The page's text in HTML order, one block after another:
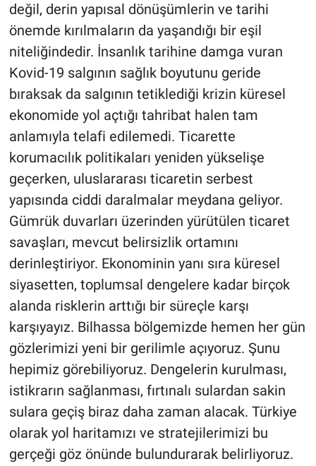
değil, derin yapısal dönüşümlerin ve tarihi
önemde kırılmaların da yaşandığı bir eşil
niteliğindedir. İnsanlık tarihine damga vuran
Kovid-19 salgının sağlık boyutunu geride
bıraksak da salgının tetiklediği krizin küresel
ekonomide yol açtığı tahribat halen tam
anlamıyla telafi edilemedi. Ticarette
korumacılık politikaları yeniden yükselişe
geçerken, uluslararası ticaretin serbest
yapısında ciddi daralmalar meydana geliyor.
Gümrük duvarları üzerinden yürütülen ticaret
savaşları, mevcut belirsizlik ortamını
derinleştiriyor. Ekonominin yanı sıra küresel
siyasetten, toplumsal dengelere kadar birçok
alanda risklerin arttığı bir süreçle karşı
karşıyayız. Bilhassa bölgemizde hemen her gün
gözlerimizi yeni bir gerilimle açıyoruz. Şunu
hepimiz görebiliyoruz. Dengelerin kurulması,
istikrarın sağlanması, fırtınalı sulardan sakin
sulara geçiş biraz daha zaman alacak. Türkiye
olarak yol haritamızı ve stratejilerimizi bu
gerçeği göz önünde bulundurarak belirliyoruz.